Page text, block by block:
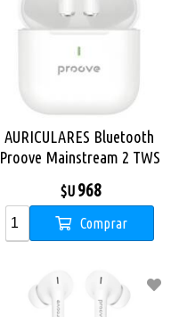
AURICULARES Bluetooth
Proove Mainstream 2 TWS
$U 968
Comprar